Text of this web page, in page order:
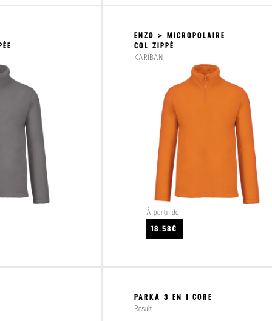
VOIR LE PRODUIT
ENZO > MICROPOLAIRE
COL ZIPPÉ
KARIBAN
À partir de
18.58€
PARKA 3 EN 1 CORE
Result